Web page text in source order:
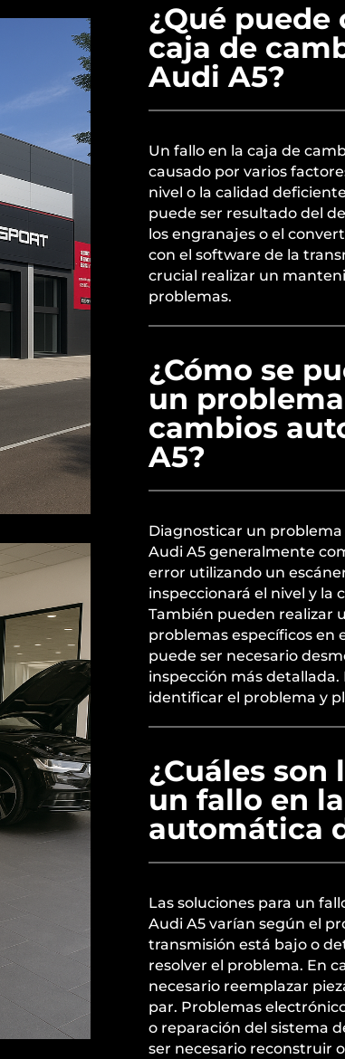
¿Qué puede
caja de
Audi A5?
Un fallo en la caja de
causado por varios
nivel o la calidad
puede ser resultado del
los engranajes o el
con el software de la
crucial realizar un
problemas.
¿Cómo se
un
cambios
A5?
Diagnosticar un
Audi A5 generalmente
error utilizando un
inspeccionará el nivel y la
También pueden realizar
problemas específicos en
puede ser necesario
inspección más
identificar el problema y
¿Cuáles son
un fallo en
automática
Las soluciones para un
Audi A5 varían según el
transmisión está bajo o
resolver el problema. En
necesario reemplazar
par. Problemas
o reparación del sistema
ser necesario reconstruir